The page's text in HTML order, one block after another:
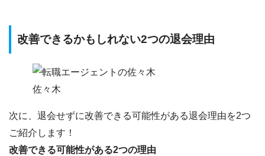
改善できるかもしれない2つの退会理由
佐々木
次に、 退会せずに改善できる可能性がある退会理由を2つ
ご紹介します！
改善できる可能性がある2つの理由